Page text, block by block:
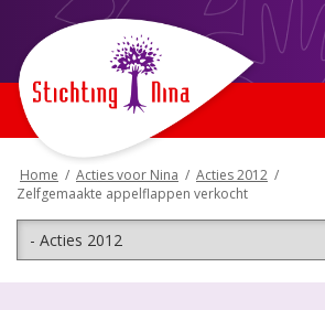
Home / Acties voor Nina / Acties 2012 /
Zelfgemaakte appelflappen verkocht